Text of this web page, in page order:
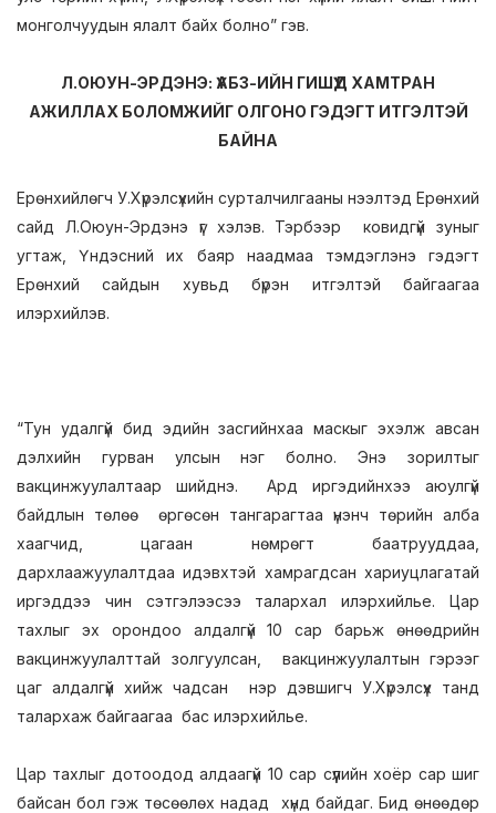
монголчуудын ялалт байх болно” гэв.
Л.ОЮУН-ЭРДЭНЭ: ҮАБЗ-ИЙН ГИШҮҮД ХАМТРАН
АЖИЛЛАХ БОЛОМЖИЙГ ОЛГОНО ГЭДЭГТ ИТГЭЛТЭЙ
БАЙНА
Ерөнхийлөгч У.Хүрэлсүхийн сурталчилгааны нээлтэд Ерөнхий
сайд Л.Оюун-Эрдэнэ үг хэлэв. Тэрбээр ковидгүй зуныг
угтаж, Үндэсний их баяр наадмаа тэмдэглэнэ гэдэгт
Ерөнхий сайдын хувьд бүрэн итгэлтэй байгаагаа
илэрхийлэв.
“Тун удалгүй бид эдийн засгийнхаа маскыг эхэлж авсан
дэлхийн гурван улсын нэг болно. Энэ зорилтыг
вакцинжуулалтаар шийднэ. Ард иргэдийнхээ аюулгүй
байдлын төлөө өргөсөн тангарагтаа үнэнч төрийн алба
хаагчид, цагаан нөмрөгт баатрууддаа,
дархлаажуулалтдаа идэвхтэй хамрагдсан хариуцлагатай
иргэддээ чин сэтгэлээсээ талархал илэрхийлье. Цар
тахлыг эх орондоо алдалгүй 10 сар барьж өнөөдрийн
вакцинжуулалттай золгуулсан, вакцинжуулалтын гэрээг
цаг алдалгүй хийж чадсан нэр дэвшигч У.Хүрэлсүх танд
талархаж байгаагаа бас илэрхийлье.
Цар тахлыг дотоодод алдаагүй 10 сар сүүлийн хоёр сар шиг
байсан бол гэж төсөөлөх надад хүнд байдаг. Бид өнөөдөр